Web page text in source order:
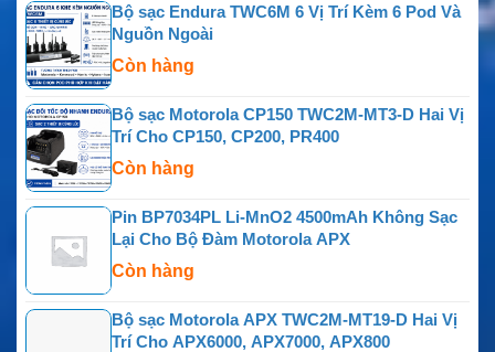
Bộ sạc Endura TWC6M 6 Vị Trí Kèm 6 Pod Và
Nguồn Ngoài
Còn hàng
Bộ sạc Motorola CP150 TWC2M-MT3-D Hai Vị
Trí Cho CP150, CP200, PR400
Còn hàng
Pin BP7034PL Li-MnO2 4500mAh Không Sạc
Lại Cho Bộ Đàm Motorola APX
Còn hàng
Bộ sạc Motorola APX TWC2M-MT19-D Hai Vị
Trí Cho APX6000, APX7000, APX800